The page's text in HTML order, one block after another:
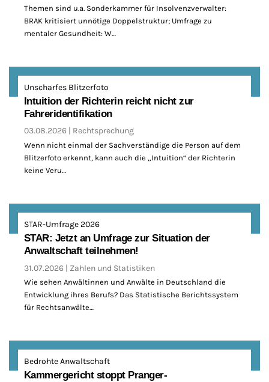
Themen sind u.a. Sonderkammer für Insolvenzverwalter:
BRAK kritisiert unnötige Doppelstruktur; Umfrage zu
mentaler Gesundheit: W…
Unscharfes Blitzerfoto
Intuition der Richterin reicht nicht zur
Fahreridentifikation
03.08.2026 Rechtsprechung
Wenn nicht einmal der Sachverständige die Person auf dem
Blitzerfoto erkennt, kann auch die „Intuition“ der Richterin
keine Veru…
STAR-Umfrage 2026
STAR: Jetzt an Umfrage zur Situation der
Anwaltschaft teilnehmen!
31.07.2026 Zahlen und Statistiken
Wie sehen Anwältinnen und Anwälte in Deutschland die
Entwicklung ihres Berufs? Das Statistische Berichtssystem
für Rechtsanwälte…
Bedrohte Anwaltschaft
Kammergericht stoppt Pranger-